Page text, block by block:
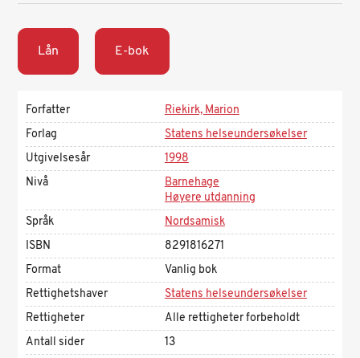
Lån E-bok
Forfatter
Riekirk, Marion
Forlag
Statens helseundersøkelser
Utgivelsesår
1998
Nivå
Barnehage
Høyere utdanning
Språk
Nordsamisk
ISBN
8291816271
Format
Vanlig bok
Rettighetshaver
Statens helseundersøkelser
Rettigheter
Alle rettigheter forbeholdt
Antall sider
13